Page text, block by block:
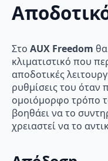
Στο AUX Freedom
κλιματιστικό που
αποδοτικές
ρυθμίσεις του όταν
ομοιόμορφο τρόπο
βοηθάει να το
χρειαστεί να το